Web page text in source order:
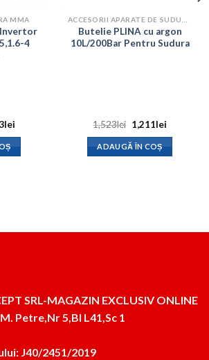
MMA
4
leiPrețul
ACCESORII APARATE DE SUDURA
Butelie PLINA cu argon
10L/200Bar Pentru Sudura
1,523lei Prețul
inițial
a
fost:
1,523lei.
1,211leiPrețul
ADAUGĂ ÎN COȘ
SRL-MAGAZIN EXCLUSIV ONLINE
Petre,Nr 5,Bl L41,Sc 1
J40/2451/2019